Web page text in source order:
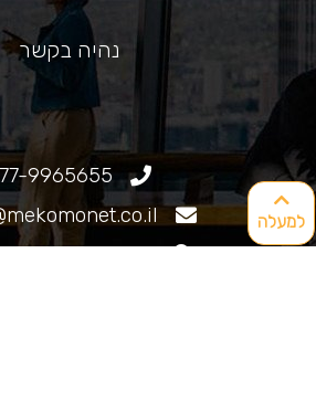
למעלה
נהיה בקשר
9965655
גוליאלמו מרקוני 25, חיפה